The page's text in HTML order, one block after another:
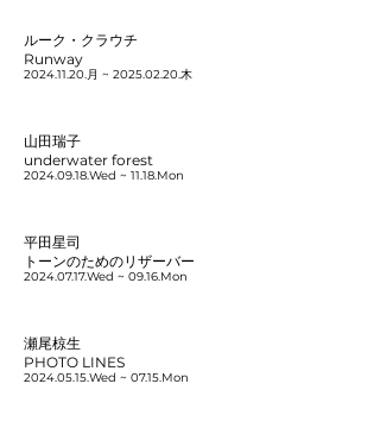
Runway
ルーク・クラウチ
2024.11.20.月 ~ 2025.02.20.木
underwater forest
山田瑞子
2024.09.18.Wed ~ 11.18.Mon
トーンのためのリザーバー
平田星司
2024.07.17.Wed ~ 09.16.Mon
PHOTO LINES
瀬尾椋生
2024.05.15.Wed ~ 07.15.Mon